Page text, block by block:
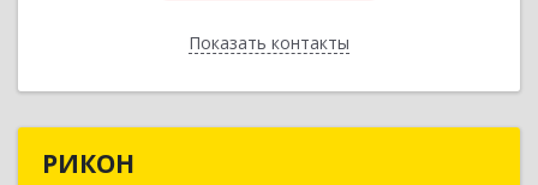
Показать контакты
РИКОН